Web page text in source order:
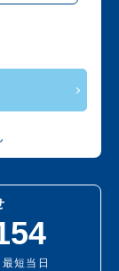
最短当日